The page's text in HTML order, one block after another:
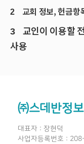
2교회 정보, 헌금항
3교인이 이용할
사용
㈜스데반정보
대표자 : 장현덕
사업자등록번호 :